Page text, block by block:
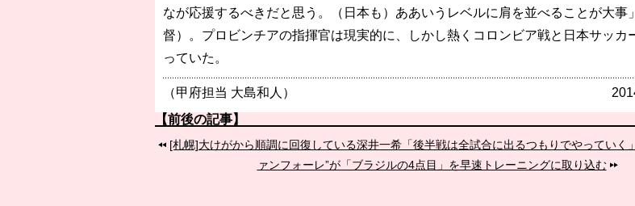
なが応援するべきだと思う。（日本も）ああいうレベルに肩を並べることが大事
督）。プロビンチアの指揮官は現実的に、しかし熱くコロンビア戦と日本サッカ
っていた。
（甲府担当 大島和人）
【前後の記事】
[札幌]大けがから順調に回復している深井一希「後半戦は全試合に出るつもりでやっていく」
ァンフォーレ”が「ブラジルの4点目」を早速トレーニングに取り込む